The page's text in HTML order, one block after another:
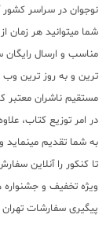
نوجوان در سراسر
شما میتوانید هر زمان
مناسب و ارسال
ترین و به روز ترین
در امر توزیع کتاب،
به شما تقدیم مینماید
تا کنکور را آنلاین
ویژه تخفیف و